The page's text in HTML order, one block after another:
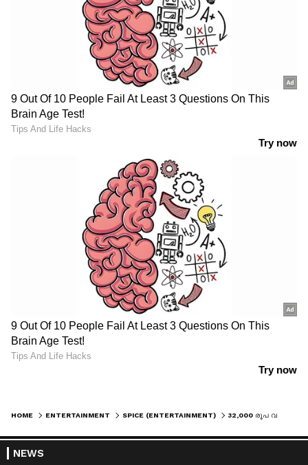
HOME ENTERTAINMENT SPICE (ENTERTAINMENT)
NEWS